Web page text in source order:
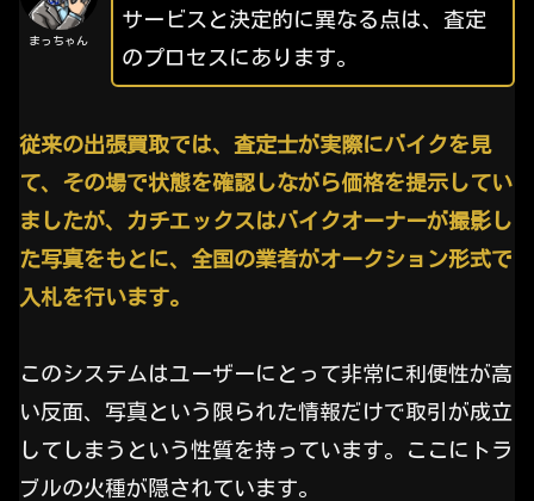
まっちゃん
サービスと決定的に異なる点は、査定
のプロセスにあります。
従来の出張買取では、査定士が実際にバイクを見
て、その場で状態を確認しながら価格を提示してい
ましたが、カチエックスはバイクオーナーが撮影し
た写真をもとに、全国の業者がオークション形式で
入札を行います。
このシステムはユーザーにとって非常に利便性が高
い反面、写真という限られた情報だけで取引が成立
してしまうという性質を持っています。ここにトラ
ブルの火種が隠されています。